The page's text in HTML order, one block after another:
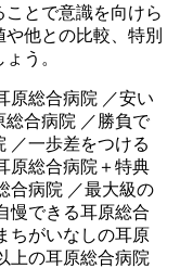
ことで意識を向けら
他との比較、特別
う。
原総合病院 ／安い
総合病院 ／勝負で
／一歩差をつける
原総合病院＋特典
合病院 ／最大級の
慢できる耳原総合
ちがいなしの耳原
上の耳原総合病院